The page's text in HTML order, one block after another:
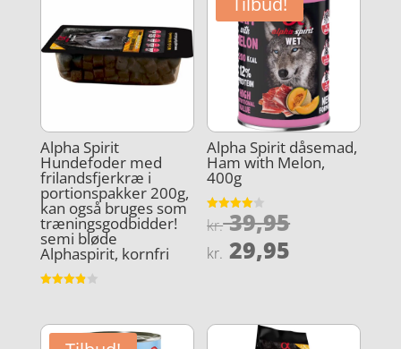
Alpha Spirit
Hundefoder med
frilandsfjerkræ i
portionspakker 200g,
kan også bruges som
træningsgodbidder!
semi bløde
Alphaspirit, kornfri
Alpha Spirit dåsemad,
Ham with Melon,
400g
Vurderet
4
kr.39,95Den
kr. 29,95
er:
kr. 29,95.